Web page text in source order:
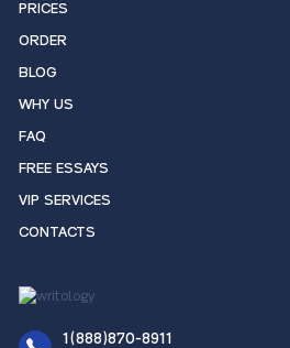
PRICES
ORDER
BLOG
WHY US
FAQ
FREE ESSAYS
VIP SERVICES
CONTACTS
1(888)870-8911